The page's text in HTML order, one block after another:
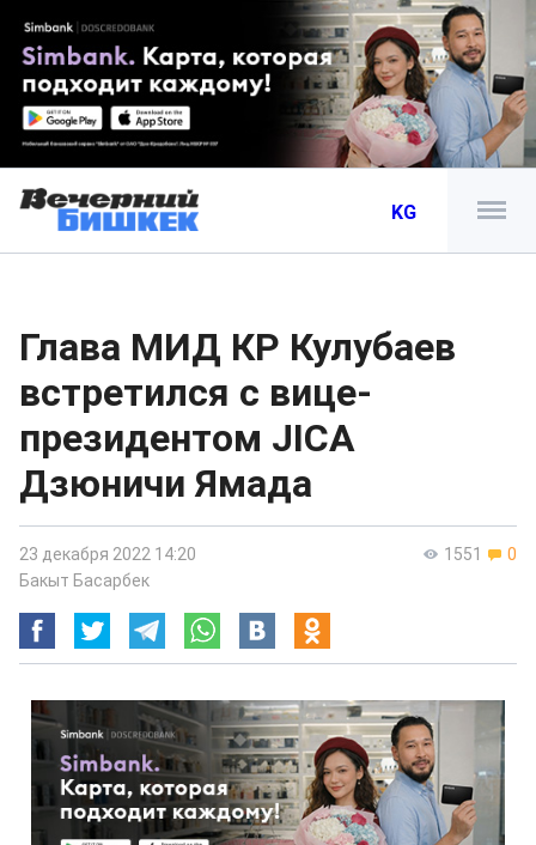
KG
Глава МИД КР Кулубаев
встретился с вице-
президентом JICA
Дзюничи Ямада
1551 0
23 декабря 2022 14:20
Бакыт Басарбек